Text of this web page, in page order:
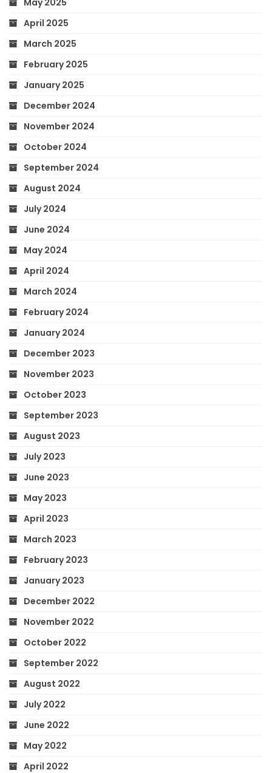
April 2025
March 2025
February 2025
January 2025
December 2024
November 2024
October 2024
September 2024
August 2024
July 2024
June 2024
May 2024
April 2024
March 2024
February 2024
January 2024
December 2023
November 2023
October 2023
September 2023
August 2023
July 2023
June 2023
May 2023
April 2023
March 2023
February 2023
January 2023
December 2022
November 2022
October 2022
September 2022
August 2022
July 2022
June 2022
May 2022
April 2022